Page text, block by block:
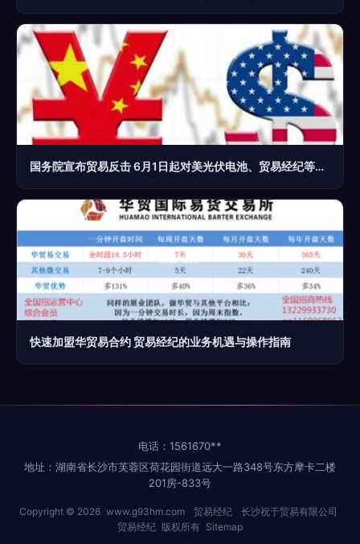
国务院宣布贸易反击 6月1日起对美光伏电池、贸易经纪等商品加征25%关税
快速加盟华贸易合约 贸易经纪的业务机遇与操作指南
电话：1561670**
地址：湖南省长沙市芙蓉区荷花园街道远大一路348号东方摩卡二楼
201房-833号
Copyright © 2026 www.g93hm.com 贸易经纪
长沙祝于贸易有限公司
贸易经纪 版权所有 Sitemap